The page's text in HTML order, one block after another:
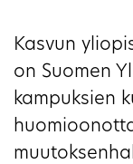
Kasvun
on Suomen
kampuksien